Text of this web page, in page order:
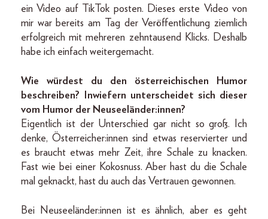
ein Video auf TikTok posten. Dieses erste Video von
mir war bereits am Tag der Veröffentlichung ziemlich
erfolgreich mit mehreren zehntausend Klicks. Deshalb
habe ich einfach weitergemacht.
Wie würdest du den österreichischen Humor
beschreiben? Inwiefern unterscheidet sich dieser
vom Humor der Neuseeländer:innen?
Eigentlich ist der Unterschied gar nicht so groß. Ich
denke, Österreicher:innen sind etwas reservierter und
es braucht etwas mehr Zeit, ihre Schale zu knacken.
Fast wie bei einer Kokosnuss. Aber hast du die Schale
mal geknackt, hast du auch das Vertrauen gewonnen.
Bei Neuseeländer:innen ist es ähnlich, aber es geht